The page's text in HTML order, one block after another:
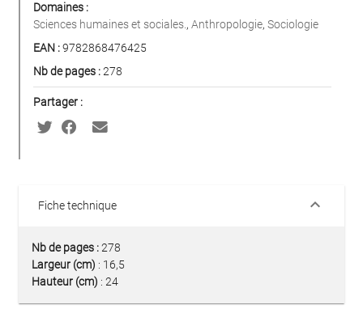
Domaines :
Sciences humaines et sociales., Anthropologie, Sociologie
EAN :9782868476425
Nb de pages :278
Partager :
Fiche technique keyboard_arrow_down
Nb de pages :278
Largeur (cm) : 16,5
Hauteur (cm) : 24